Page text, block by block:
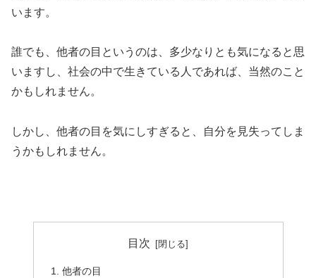
います。
誰でも、他者の目というのは、多少なりとも気になると思
いますし、社会の中で生きている人であれば、当然のこと
かもしれません。
しかし、他者の目を気にしすぎると、自分を見失ってしま
うかもしれません。
目次
他者の目